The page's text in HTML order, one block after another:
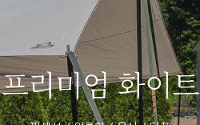
프리미엄 화이트